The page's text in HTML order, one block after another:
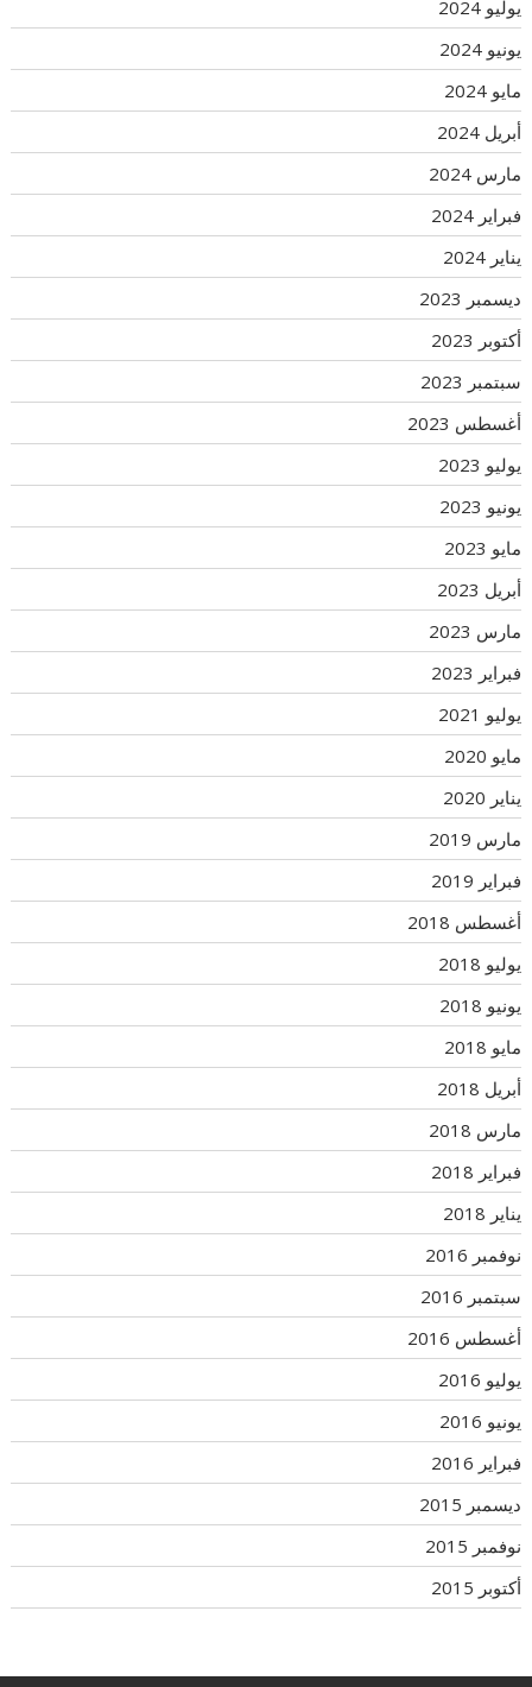
يوليو 2024
يونيو 2024
مايو 2024
أبريل 2024
مارس 2024
فبراير 2024
يناير 2024
ديسمبر 2023
أكتوبر 2023
سبتمبر 2023
أغسطس 2023
يوليو 2023
يونيو 2023
مايو 2023
أبريل 2023
مارس 2023
فبراير 2023
يوليو 2021
مايو 2020
يناير 2020
مارس 2019
فبراير 2019
أغسطس 2018
يوليو 2018
يونيو 2018
مايو 2018
أبريل 2018
مارس 2018
فبراير 2018
يناير 2018
نوفمبر 2016
سبتمبر 2016
أغسطس 2016
يوليو 2016
يونيو 2016
فبراير 2016
ديسمبر 2015
نوفمبر 2015
أكتوبر 2015